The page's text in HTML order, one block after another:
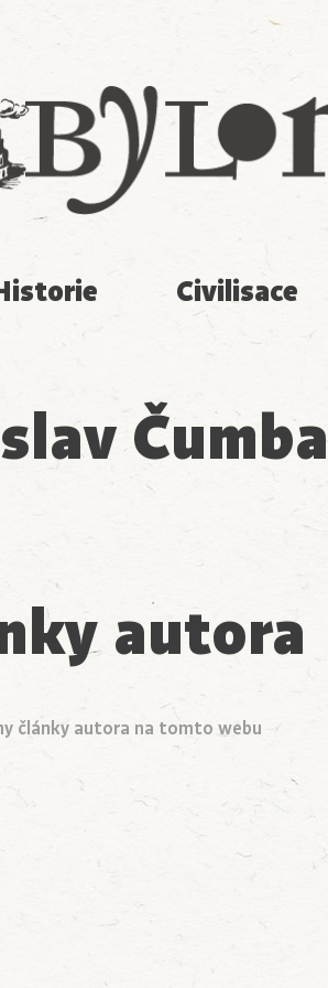
Civilisace
Čumba
autora
články autora na tomto webu